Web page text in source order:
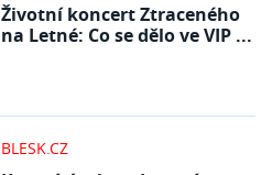
Životní koncert Ztraceného
na Letné: Co se dělo ve VIP ...
BLESK.CZ